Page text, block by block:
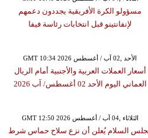
مسؤولو الكرة الأفريقية يجددون دعمهم
لإنفانتينو قبل انتخابات رئاسة فيفا
GMT 10:34 2026 الأحد ,02 آب / أغسطس
أسعار العملات العربية والأجنبية أمام الريال
العماني اليوم الأحد 02 أغسطس/ آب 2026
GMT 12:50 2026 الثلاثاء ,04 آب / أغسطس
السلام يُعلن أن نزع سلاح حماس شرط